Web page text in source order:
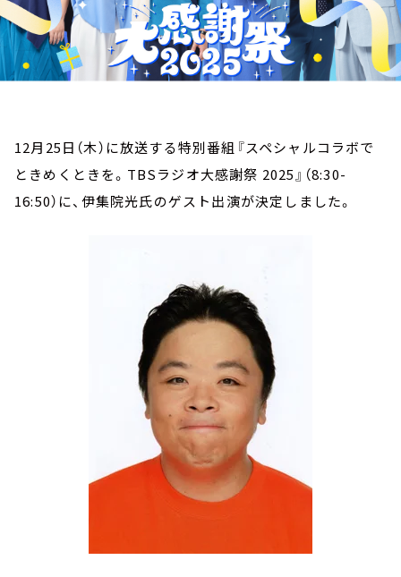
12月25日（木）に放送する特別番組『スペシャルコラボで
ときめくときを。TBSラジオ大感謝祭 2025』（8:30-
16:50）に、伊集院光氏のゲスト出演が決定しました。